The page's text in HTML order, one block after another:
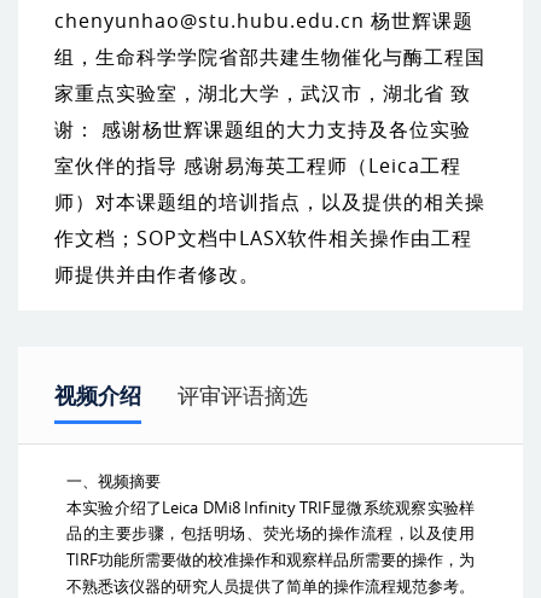
chenyunhao@stu.hubu.edu.cn 杨世辉课题
组，生命科学学院省部共建生物催化与酶工程国
家重点实验室，湖北大学，武汉市，湖北省 致
谢： 感谢杨世辉课题组的大力支持及各位实验
室伙伴的指导 感谢易海英工程师（Leica工程
师）对本课题组的培训指点，以及提供的相关操
作文档；SOP文档中LASX软件相关操作由工程
师提供并由作者修改。
视频介绍 评审评语摘选
一、视频摘要
本实验介绍了 Leica DMi8 Infinity TRIF显微系统观察实验样
品的主要步骤，包括明场、荧光场的操作流程，以及使用
TIRF功能所需要做的校准操作和观察样品所需要的操作，为
不熟悉该仪器的研究人员提供了简单的操作流程规范参考。